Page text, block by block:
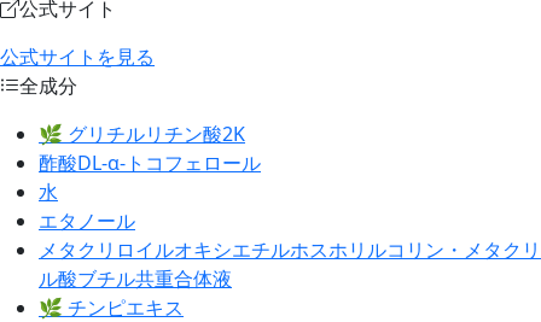
公式サイト
公式サイトを見る
全成分
🌿 グリチルリチン酸2K
酢酸DL‐α‐トコフェロール
水
エタノール
メタクリロイルオキシエチルホスホリルコリン・メタクリ
ル酸ブチル共重合体液
🌿 チンピエキス